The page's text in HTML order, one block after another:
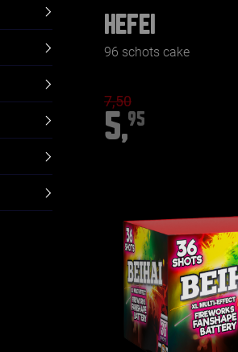
HEFEI
96 schots cake
7,50
5,95